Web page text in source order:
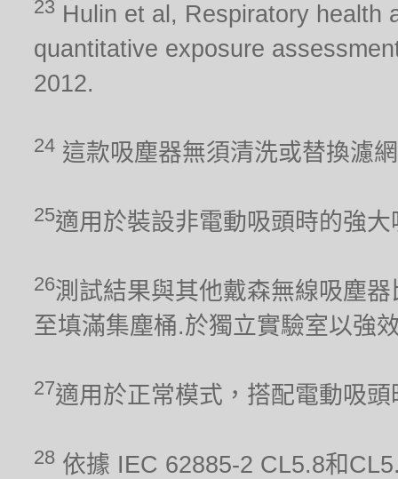
23 Hulin et al, Respiratory health
quantitative exposure
2012.
24 這款吸塵器無須清洗或替換濾
25適用於裝設非電動吸頭時的強
26測試結果與其他戴森無線吸塵
至填滿集塵桶.於獨立實驗室以強
27適用於正常模式，搭配電動吸
28 依據 IEC 62885-2 CL5.8和